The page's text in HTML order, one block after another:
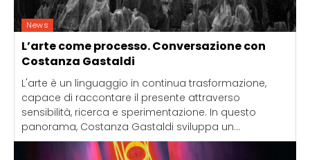
News
L’arte come processo. Conversazione con
Costanza Gastaldi
L'arte è un linguaggio in continua trasformazione,
capace di raccontare il presente attraverso
sensibilità, ricerca e sperimentazione. In questo
panorama, Costanza Gastaldi sviluppa un...